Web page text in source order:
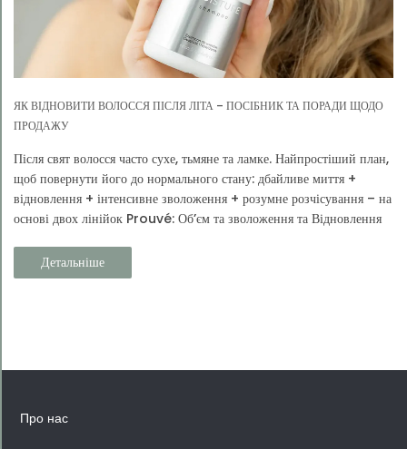
ЯК ВІДНОВИТИ ВОЛОССЯ ПІСЛЯ ЛІТА – ПОСІБНИК ТА ПОРАДИ ЩОДО
ПРОДАЖУ
Після свят волосся часто сухе, тьмяне та ламке. Найпростіший план,
щоб повернути його до нормального стану: дбайливе миття +
відновлення + інтенсивне зволоження + розумне розчісування – на
основі двох лінійок Prouvé: Об’єм та зволоження та Відновлення
Детальніше
Про нас